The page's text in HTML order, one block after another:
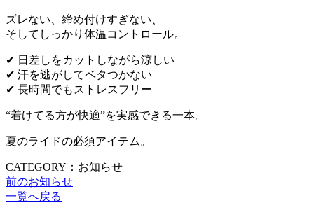
ズレない、締め付けすぎない、
そしてしっかり体温コントロール。
✔ 日差しをカットしながら涼しい
✔ 汗を逃がしてベタつかない
✔ 長時間でもストレスフリー
“着けてる方が快適”を実感できる一本。
夏のライドの必須アイテム。
CATEGORY：お知らせ
前のお知らせ
一覧へ戻る